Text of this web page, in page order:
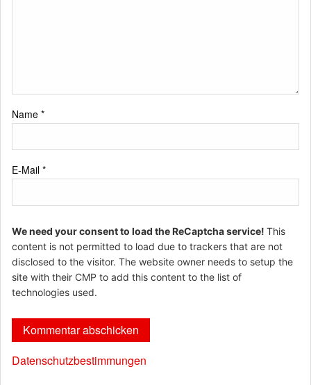
Name *
E-Mail *
We need your consent to load the ReCaptcha service! This
content is not permitted to load due to trackers that are not
disclosed to the visitor. The website owner needs to setup the
site with their CMP to add this content to the list of
technologies used.
Datenschutzbestimmungen